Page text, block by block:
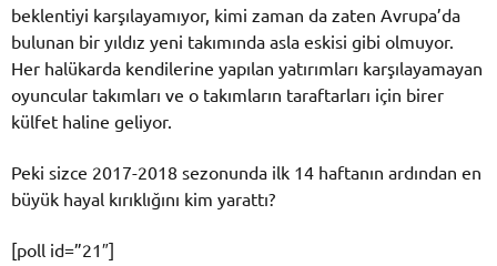
beklentiyi karşılayamıyor, kimi zaman da zaten Avrupa’da
bulunan bir yıldız yeni takımında asla eskisi gibi olmuyor.
Her halükarda kendilerine yapılan yatırımları karşılayamayan
oyuncular takımları ve o takımların taraftarları için birer
külfet haline geliyor.
Peki sizce 2017-2018 sezonunda ilk 14 haftanın ardından en
büyük hayal kırıklığını kim yarattı?
[poll id=”21″]